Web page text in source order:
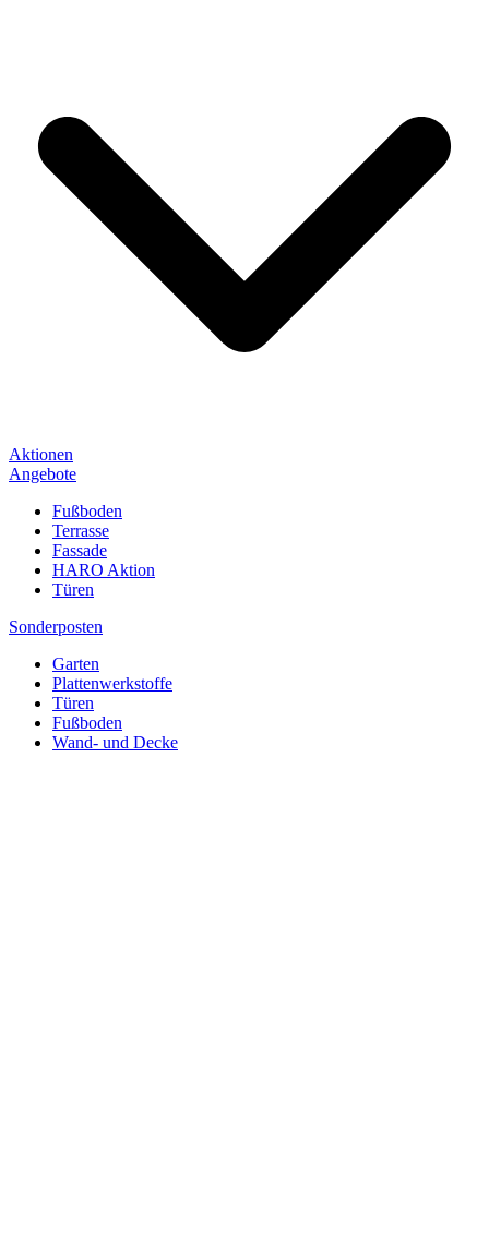
Aktionen
Angebote
Fußboden
Terrasse
Fassade
HARO Aktion
Türen
Sonderposten
Garten
Plattenwerkstoffe
Türen
Fußboden
Wand- und Decke